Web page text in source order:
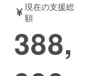
音楽
ゲーム・サ
現在の支援総
額
388,